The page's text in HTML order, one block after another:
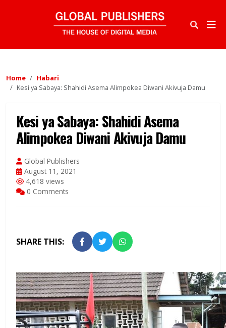
Home
Habari
Kesi ya Sabaya: Shahidi Asema Alimpokea Diwani Akivuja Damu
Kesi ya Sabaya: Shahidi Asema
Alimpokea Diwani Akivuja Damu
Global Publishers
August 11, 2021
4,618 views
0 Comments
SHARE THIS: